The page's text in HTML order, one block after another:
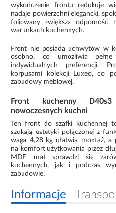
wykończenie frontu redukuje
nadaje powierzchni elegancki,
foliowany zwiększa odporność
warunkach kuchennych.
Front nie posiada uchwytów w
osobno, co umożliwia
indywidualnych preferencji.
korpusami kolekcji Luxeo, co
zabudowy meblowej.
Front kuchenny
nowoczesnych kuchni
Ten front do szafki kuchennej
szukają estetyki połączonej z
waga 4,28 kg ułatwia montaż, a
na komfort użytkowania przez
MDF mat sprawdzi się
kuchennych, jak i podczas
zabudowie.
Informacje